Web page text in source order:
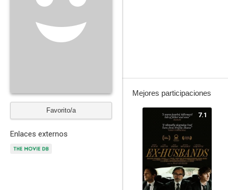
Favorito/a
Enlaces externos
Mejores participaciones
7.1